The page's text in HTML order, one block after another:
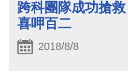
跨科團隊成功搶
喜呷百二
2018/8/8